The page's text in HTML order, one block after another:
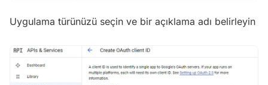
Uygulama türünüzü seçin ve bir açıklama adı belirleyin